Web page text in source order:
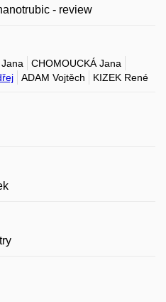
- review
CHOMOUCKÁ Jana
ADAM Vojtěch KIZEK René